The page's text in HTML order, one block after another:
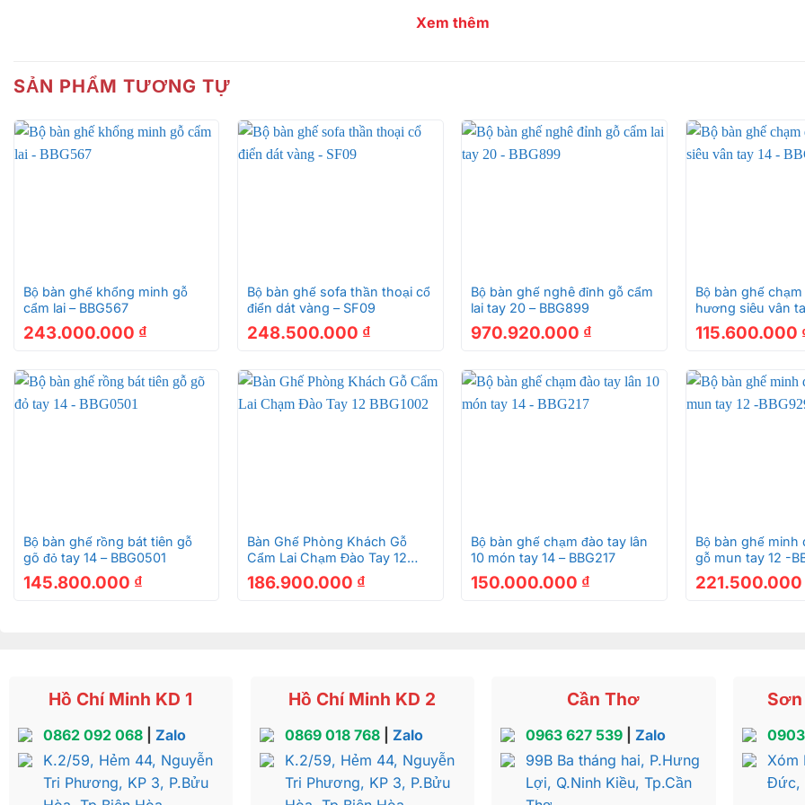
Để chế tác nên bộ bàn ghế đạt chuẩn chất lượng những người nghệ nhân Sơn Đông đã sử dụng 100% gỗ hương
tác nên sản phẩm.
Gỗ hương đá có mùi thơm nhẹ sau khi được cắt ra, sản phẩm sau khi được hoàn thiệt sẽ bị mất mùi.
Bàn Ghế Gỗ Tần Thủy Hoàng Hương Đá Cột Liền 14cm VIP BBG458
2. Ưu điểm nổi bật của bộ bàn ghế gỗ hương đá Tần Thủy Hoàng BBG458
Được chế tác theo kiểu tay cột đôi, mặt khung tranh, đỉnh cuốn sừng trâu với lối thiết kế đậm chất cổ điển thời
đường cong đầy ấn tượng được xuất hiện ở mọi góc cạnh của sản phẩm kết hợp với các bản gỗ mộc dày dặn
Xem thêm
SẢN PHẨM TƯƠNG TỰ
Bộ bàn ghế khổng minh gỗ
cẩm lai – BBG567
243.000.000 ₫
Bộ bàn ghế sofa thần thoại cổ
điển dát vàng – SF09
248.500.000 ₫
Bộ bàn ghế nghê đỉnh gỗ cẩm
lai tay 20 – BBG899
970.920.000 ₫
Bộ bàn ghế
hương siêu vân
BBG919
115.600.000
Bộ bàn ghế rồng bát tiên gỗ
gõ đỏ tay 14 – BBG0501
145.800.000 ₫
Bàn Ghế Phòng Khách Gỗ
Cẩm Lai Chạm Đào Tay 12
BBG1002
186.900.000 ₫
Bộ bàn ghế chạm đào tay lân
10 món tay 14 – BBG217
150.000.000 ₫
Bộ bàn ghế minh
gỗ mun tay 12 -
221.500.000
Hồ Chí Minh KD 1
0862 092 068| Zalo
K.2/59, Hẻm 44, Nguyễn
Tri Phương, KP 3, P.Bửu
Hồ Chí Minh KD 2
0869 018 768| Zalo
K.2/59, Hẻm 44, Nguyễn
Tri Phương, KP 3, P.Bửu
Cần Thơ
0963 627 539 |Zalo
99B Ba tháng hai, P.Hưng
Lợi, Q.Ninh Kiều, Tp.Cần
Xóm
Đức,